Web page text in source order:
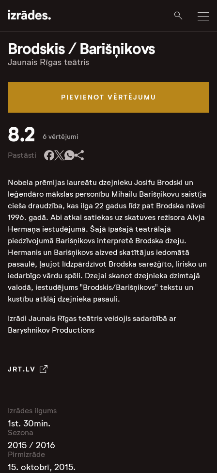
Brodskis / Barišņikovs
Jaunais Rīgas teātris
PIEVIENOT VĒRTĒJUMU
8.2 6 vērtējumi
Pastāsti
Nobela prēmijas laureātu dzejnieku Josifu Brodski un
leģendāro mākslas personību Mihailu Barišņikovu saistīja
cieša draudzība, kas ilga 22 gadus līdz pat Brodska nāvei
1996. gadā. Abi atkal satiekas uz skatuves režisora Alvja
Hermaņa iestudējumā. Šajā īpašajā teatrālajā
piedzīvojumā Barišņikovs interpretē Brodska dzeju.
Hermanis un Barišņikovs aizved skatītājus iedomātā
pasaulē, ļaujot līdzpārdzīvot Brodska sarežģīto, lirisko un
iedarbīgo vārdu spēli. Dzejai skanot dzejnieka dzimtajā
valodā, iestudējums "Brodskis/Barišņikovs" tekstu un
kustību atklāj dzejnieka pasauli.
Izrādi Jaunais Rīgas teātris veidojis sadarbībā ar
Baryshnikov Productions
JRT.LV
Izrādes ilgums
1st. 30min.
Sezona
2015 / 2016
Pirmizrāde
15. oktobrī, 2015.